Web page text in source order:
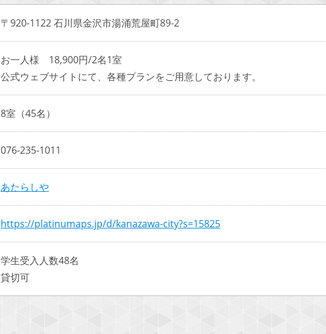
〒920-1122 石川県金沢市湯涌荒屋町89-2
お一人様 18,900円/2名1室
公式ウェブサイトにて、各種プランをご用意しております。
8室（45名）
076-235-1011
あたらしや
https://platinumaps.jp/d/kanazawa-city?s=15825
学生受入人数48名
貸切可